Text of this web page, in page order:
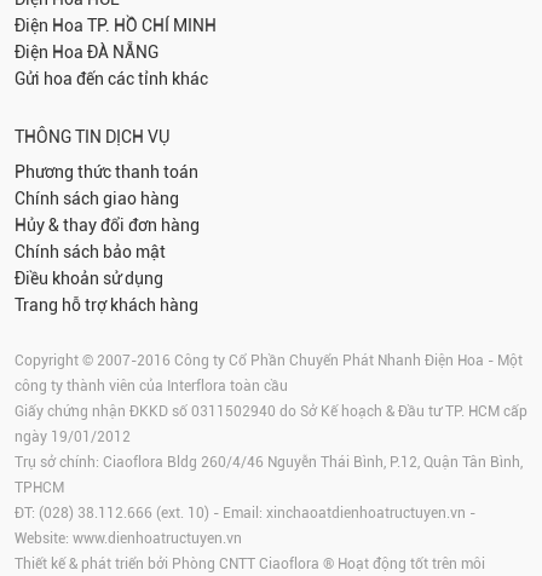
Điện Hoa TP. HỒ CHÍ MINH
Điện Hoa ĐÀ NẴNG
Gửi hoa đến các tỉnh khác
THÔNG TIN DỊCH VỤ
Phương thức thanh toán
Chính sách giao hàng
Hủy & thay đổi đơn hàng
Chính sách bảo mật
Điều khoản sử dụng
Trang hỗ trợ khách hàng
Copyright © 2007-2016 Công ty Cổ Phần Chuyển Phát Nhanh Điện Hoa - Một
công ty thành viên của Interflora toàn cầu
Giấy chứng nhận ĐKKD số 0311502940 do Sở Kế hoạch & Đầu tư TP. HCM cấp
ngày 19/01/2012
Trụ sở chính: Ciaoflora Bldg 260/4/46 Nguyễn Thái Bình, P.12, Quận Tân Bình,
TPHCM
ĐT: (028) 38.112.666 (ext. 10) - Email: xinchaoatdienhoatructuyen.vn -
Website: www.dienhoatructuyen.vn
Thiết kế & phát triển bởi Phòng CNTT Ciaoflora ® Hoạt động tốt trên môi